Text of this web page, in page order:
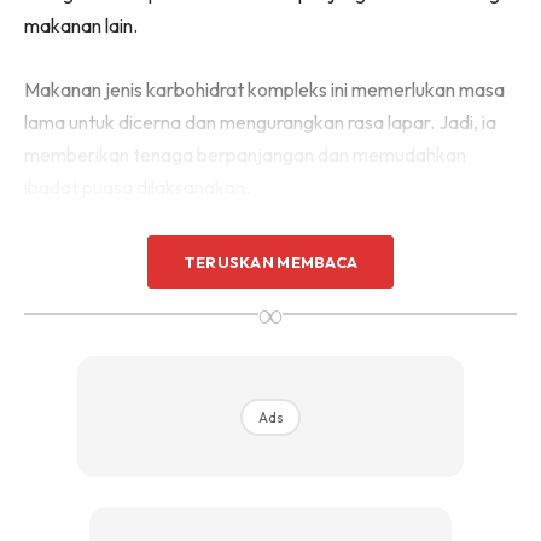
makanan lain.
Makanan jenis karbohidrat kompleks ini memerlukan masa
lama untuk dicerna dan mengurangkan rasa lapar. Jadi, ia
TERUSKAN MEMBACA
∞
Ads